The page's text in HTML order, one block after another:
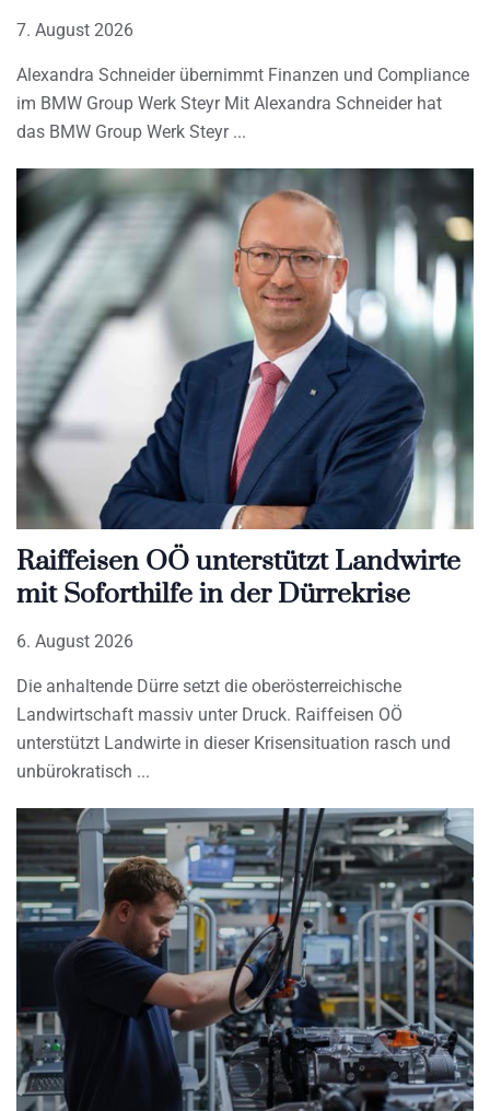
7. August 2026
Alexandra Schneider übernimmt Finanzen und Compliance
im BMW Group Werk Steyr Mit Alexandra Schneider hat
das BMW Group Werk Steyr
Raiffeisen OÖ unterstützt Landwirte
mit Soforthilfe in der Dürrekrise
6. August 2026
Die anhaltende Dürre setzt die oberösterreichische
Landwirtschaft massiv unter Druck. Raiffeisen OÖ
unterstützt Landwirte in dieser Krisensituation rasch und
unbürokratisch